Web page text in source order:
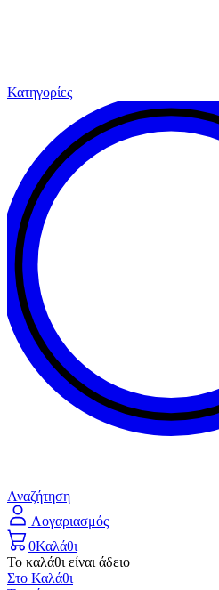
Κατηγορίες
Αναζήτηση
Λογαριασμός
0Καλάθι
Το καλάθι είναι άδειο
Στο Καλάθι